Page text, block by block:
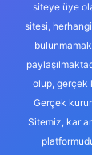
siteye üye
sitesi,
olup, gerçek
Gerçek
Sitemiz, kar